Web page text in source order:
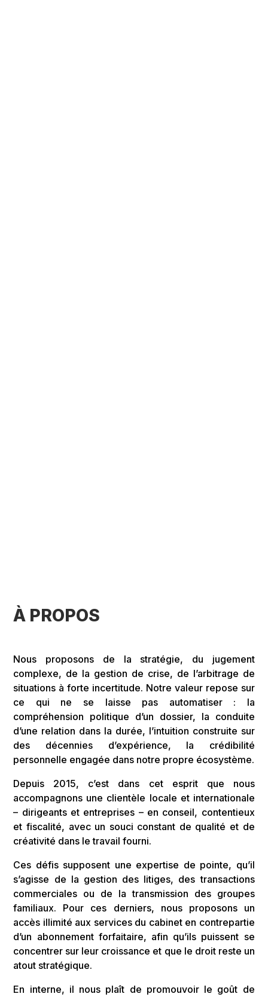
À PROPOS
Nous proposons de la stratégie, du jugement
complexe, de la gestion de crise, de l’arbitrage de
situations à forte incertitude. Notre valeur repose sur
ce qui ne se laisse pas automatiser : la
compréhension politique d’un dossier, la conduite
d’une relation dans la durée, l’intuition construite sur
des décennies d’expérience, la crédibilité
personnelle engagée dans notre propre écosystème.
Depuis 2015, c’est dans cet esprit que nous
accompagnons une clientèle locale et internationale
– dirigeants et entreprises – en conseil, contentieux
et fiscalité, avec un souci constant de qualité et de
créativité dans le travail fourni.
Ces défis supposent une expertise de pointe, qu’il
s’agisse de la gestion des litiges, des transactions
commerciales ou de la transmission des groupes
familiaux. Pour ces derniers, nous proposons un
accès illimité aux services du cabinet en contrepartie
d’un abonnement forfaitaire, afin qu’ils puissent se
concentrer sur leur croissance et que le droit reste un
atout stratégique.
En interne, il nous plaît de promouvoir le goût de